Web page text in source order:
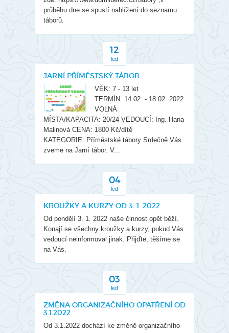
průběhu dne se spustí nahlížení do seznamu
táborů.
12
led
JARNÍ PŘÍMĚSTSKÝ TÁBOR
VĚK: 7 - 13 let
TERMÍN: 14.02. - 18.02. 2022
VOLNÁ
MÍSTA/KAPACITA: 20/24 VEDOUCÍ: Ing. Hana
Malinová CENA: 1800 Kč/dítě
KATEGORIE: Příměstské tábory Srdečně Vás
zveme na Jarní tábor. V...
04
led
KROUŽKY A KURZY OD 3. 1. 2022
Od pondělí 3. 1. 2022 naše činnost opět běží.
Konají se všechny kroužky a kurzy, pokud Vás
vedoucí neinformoval jinak. Přijďte, těšíme se
na Vás.
03
led
ZMĚNA ORGANIZAČNÍHO OPATŘENÍ OD
3.1.2022
Od 3.1.2022 dochází ke změně organizačního